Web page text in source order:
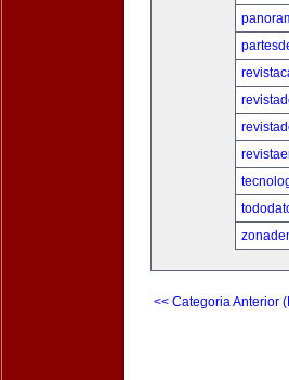
<< Categoria Anterior